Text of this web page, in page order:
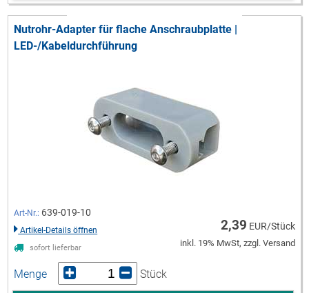
Nutrohr-Adapter für flache Anschraubplatte |
LED-/Kabeldurchführung
Art-Nr.: 639-019-10
Artikel-Details öffnen
sofort lieferbar
2,39 EUR/Stück
inkl. 19% MwSt, zzgl. Versand
Menge Stück